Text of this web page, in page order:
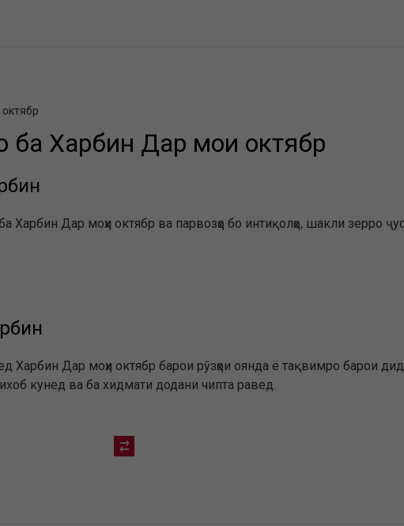
октябр
ба Харбин Дар моҳи октябр
Харбин Дар моҳи октябр ва парвозҳо бо интиқолҳо, шакли зерро
Дар моҳи октябр барои рӯзҳои оянда ё тақвимро барои
кунед ва ба хидмати додани чипта равед.